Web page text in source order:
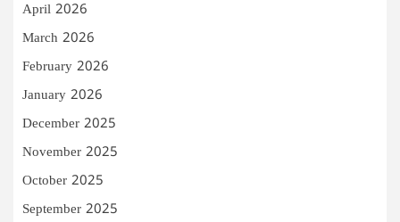
April 2026
March 2026
February 2026
January 2026
December 2025
November 2025
October 2025
September 2025